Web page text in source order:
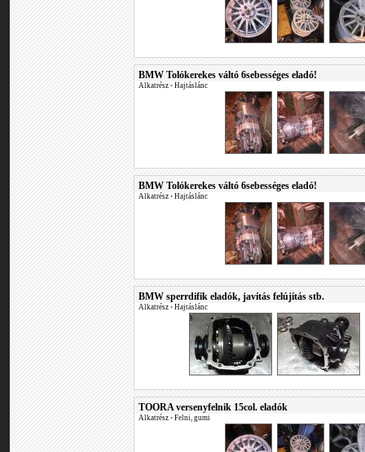
BMW Tolókerekes váltó 6sebességes eladó!
Alkatrész • Hajtáslánc
BMW Tolókerekes váltó 6sebességes eladó!
Alkatrész • Hajtáslánc
BMW sperrdifik eladók, javítás felújítás stb.
Alkatrész • Hajtáslánc
TOORA versenyfelnik 15col. eladók
Alkatrész • Felni, gumi